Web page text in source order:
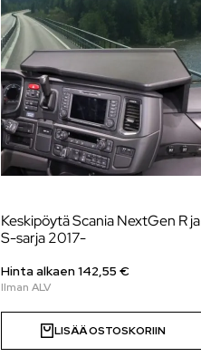
Keskipöytä Scania NextGen R ja
S-sarja 2017-
Hinta alkaen142,55€
LISÄÄ OSTOSKORIIN